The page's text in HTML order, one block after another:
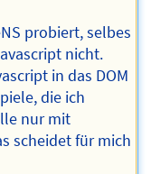
probiert, selbes
nicht.
in das DOM
die ich
nur mit
scheidet für mich